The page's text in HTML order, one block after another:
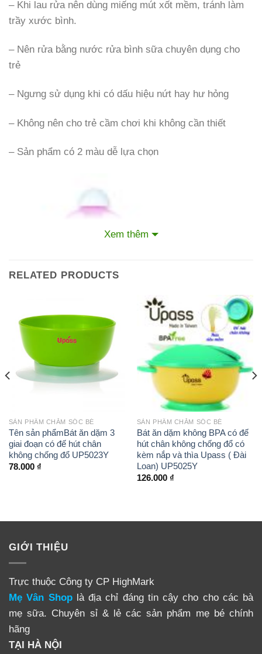
– Khi lau rửa nên dùng miếng mút xốt mềm, tránh làm
trầy xước bình.
– Nên rửa bằng nước rửa bình sữa chuyên dụng cho
trẻ
– Ngưng sử dụng khi có dấu hiệu nứt hay hư hỏng
– Không nên cho trẻ cầm chơi khi không cần thiết
– Sản phẩm có 2 màu dễ lựa chọn
Xem thêm
RELATED PRODUCTS
SẢN PHẨM CHĂM SÓC BÉ
Tên sản phẩmBát ăn dặm 3
giai đoạn có đế hút chân
không chống đổ UP5023Y
78.000 ₫
SẢN PHẨM CHĂM SÓC BÉ
Bát ăn dặm không BPA có đế
hút chân không chống đổ có
kèm nắp và thìa Upass ( Đài
Loan) UP5025Y
126.000 ₫
GIỚI THIỆU
Trực thuộc Công ty CP HighMark
Mẹ Vân Shoplà địa chỉ đáng tin cậy cho cho các bà
mẹ sữa. Chuyên sỉ & lẻ các sản phẩm mẹ bé chính
hãng
TẠI HÀ NỘI